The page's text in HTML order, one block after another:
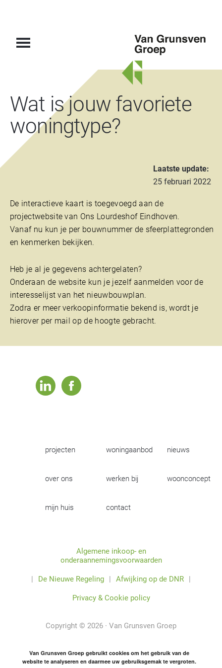
Grunsven
Groep
Wat is jouw favoriete
woningtype?
Laatste update:
25 februari 2022
De interactieve kaart is toegevoegd aan de
projectwebsite van Ons Lourdeshof Eindhoven.
Vanaf nu kun je per bouwnummer de sfeerplattegronden
en kenmerken bekijken.
Heb je al je gegevens achtergelaten?
Onderaan de website kun je jezelf aanmelden voor de
interesselijst van het nieuwbouwplan.
Zodra er meer verkoopinformatie bekend is, wordt je
hierover per mail op de hoogte gebracht.
linkedinfacebook
projecten woningaanbod nieuws
over ons werken bij woonconcept
mijn huis contact
Algemene inkoop- en
onderaannemingsvoorwaarden
| De Nieuwe Regeling | Afwijking op de DNR |
Privacy & Cookie policy
Copyright © 2026 · Van Grunsven Groep
Van Grunsven Groep gebruikt cookies om het gebruik van de
website te analyseren en daarmee uw gebruiksgemak te vergroten.